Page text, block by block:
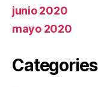
junio 2020
mayo 2020
Categories